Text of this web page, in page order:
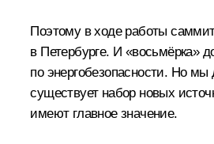
Поэтому в ходе работы
в Петербурге. И «восьмёрка»
по энергобезопасности. Но
существует набор новых
имеют главное значение.